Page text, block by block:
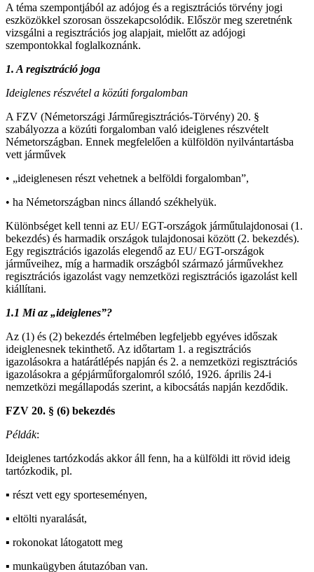
A téma szempontjából az adójog és a regisztrációs törvény jogi
eszközökkel szorosan összekapcsolódik. Először meg szeretnénk
vizsgálni a regisztrációs jog alapjait, mielőtt az adójogi
szempontokkal foglalkoznánk.
1. A regisztráció joga
Ideiglenes részvétel a közúti forgalomban
A FZV (Németországi Járműregisztrációs-Törvény) 20. §
szabályozza a közúti forgalomban való ideiglenes részvételt
Németországban. Ennek megfelelően a külföldön nyilvántartásba
vett járművek
• „ideiglenesen részt vehetnek a belföldi forgalomban”,
• ha Németországban nincs állandó székhelyük.
Különbséget kell tenni az EU/ EGT-országok járműtulajdonosai (1.
bekezdés) és harmadik országok tulajdonosai között (2. bekezdés).
Egy regisztrációs igazolás elegendő az EU/ EGT-országok
járműveihez, míg a harmadik országból származó járművekhez
regisztrációs igazolást vagy nemzetközi regisztrációs igazolást kell
kiállítani.
1.1 Mi az „ideiglenes”?
Az (1) és (2) bekezdés értelmében legfeljebb egyéves időszak
ideiglenesnek tekinthető. Az időtartam 1. a regisztrációs
igazolásokra a határátlépés napján és 2. a nemzetközi regisztrációs
igazolásokra a gépjárműforgalomról szóló, 1926. április 24-i
nemzetközi megállapodás szerint, a kibocsátás napján kezdődik.
FZV 20. § (6) bekezdés
Példák:
Ideiglenes tartózkodás akkor áll fenn, ha a külföldi itt rövid ideig
tartózkodik, pl.
▪ részt vett egy sporteseményen,
▪ eltölti nyaralását,
▪ rokonokat látogatott meg
▪ munkaügyben átutazóban van.